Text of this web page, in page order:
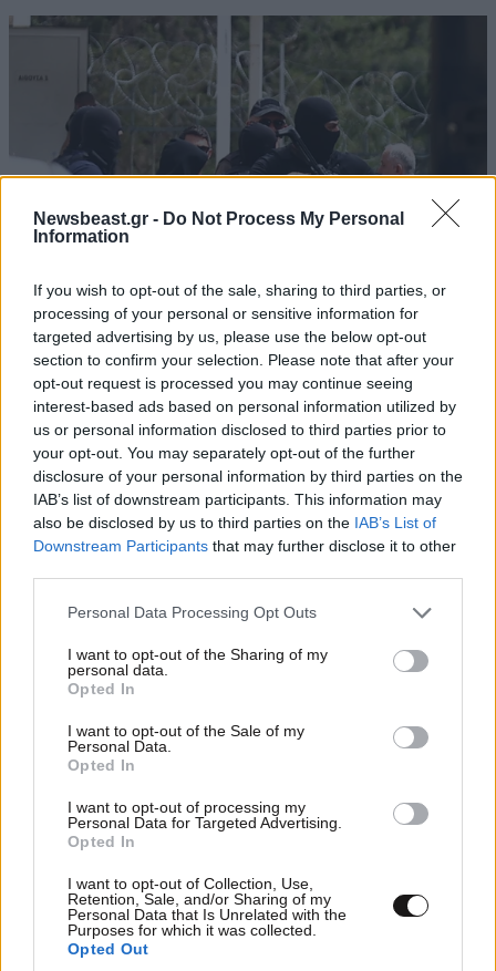
Newsbeast.gr - Do Not Process My Personal
Information
If you wish to opt-out of the sale, sharing to third parties, or
processing of your personal or sensitive information for
targeted advertising by us, please use the below opt-out
section to confirm your selection. Please note that after your
opt-out request is processed you may continue seeing
interest-based ads based on personal information utilized by
us or personal information disclosed to third parties prior to
your opt-out. You may separately opt-out of the further
disclosure of your personal information by third parties on the
IAB’s list of downstream participants. This information may
also be disclosed by us to third parties on the IAB’s List of
Downstream Participants that may further disclose it to other
Please note that this website/app uses one or more Google
not limited to your visit or usage behaviour. You may click to
grant or deny consent to Google and its third-party tags to
use your data for below specified purposes in below Google
consent section.
Personal Data Processing Opt Outs
I want to opt-out of the Sharing of my
personal data.
Opted In
I want to opt-out of the Sale of my
Personal Data.
Opted In
I want to opt-out of processing my
Personal Data for Targeted Advertising.
Opted In
I want to opt-out of Collection, Use,
Retention, Sale, and/or Sharing of my
Personal Data that Is Unrelated with the
Purposes for which it was collected.
Opted Out
ΚΟΣΜΟΣ09·08·2026 07:44
Η αυτοκρατορία του «Έντικ» και ο «μεγάλος»
που φέρεται να βρίσκεται πίσω του – Τι ορίζει ο
όρος Greek Mafia
09·08·2026 09:30
Οι 5 ασκήσεις που πρέπει να κάνετε για μια ζωή
ιδανικό πρόγραμμα καθώς μεγαλώνετε